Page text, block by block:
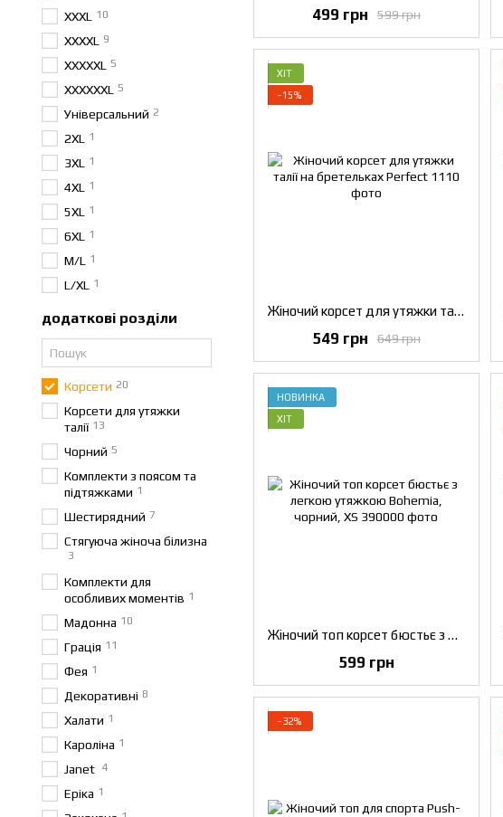
599 грн
499 грн
ХІТ
−15%
Жіночий корсет для утяжки талії на бретельках Perfect
649 грн
549 грн
НОВИНКА
ХІТ
Жіночий топ корсет бюстьє з легкою утяжкою Bohemia, чорний, XS
599 грн
−32%
XXXL 10
XXXXL 9
XXXXXL 5
XXXXXXL 5
Універсальний 2
2XL 1
3XL 1
4XL 1
5XL 1
6XL 1
M/L 1
L/XL 1
додаткові розділи
Корсети 20
Корсети для утяжки
талії 13
Чорний 5
Комплекти з поясом та
підтяжками 1
Шестирядний 7
Стягуюча жіноча білизна
3
Комплекти для
особливих моментів 1
Мадонна 10
Грація 11
Фея 1
Декоративні 8
Халати 1
Кароліна 1
Janet 4
Еріка 1